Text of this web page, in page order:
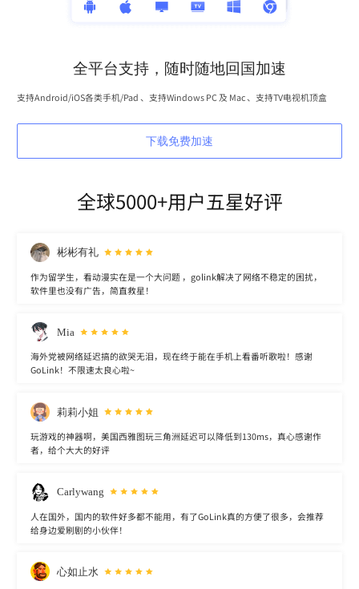
全平台支持，随时随地回国加速
支持Android/iOS各类手机/Pad 、支持Windows PC 及 Mac 、支持TV电视机顶盒
下载免费加速
全球5000+用户五星好评
彬彬有礼
作为留学生，看动漫实在是一个大问题 ，golink解决了网络不稳定的困扰，
软件里也没有广告，简直救星！
Mia
海外党被网络延迟搞的欲哭无泪，现在终于能在手机上看番听歌啦！感谢
GoLink！不限速太良心啦~
莉莉小姐
玩游戏的神器啊，美国西雅图玩三角洲延迟可以降低到130ms，真心感谢作
者，给个大大的好评
Carlywang
人在国外，国内的软件好多都不能用，有了GoLink真的方便了很多，会推荐
给身边爱刷剧的小伙伴！
心如止水